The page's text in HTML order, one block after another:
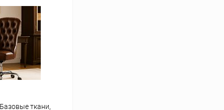
Сравнение
Под заказ
ткани,